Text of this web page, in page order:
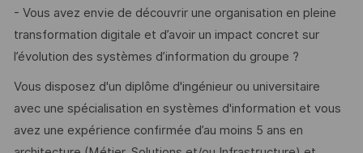
- Vous avez envie de découvrir une organisation en pleine
transformation digitale et d’avoir un impact concret sur
l’évolution des systèmes d’information du groupe ?
Vous disposez d'un diplôme d'ingénieur ou universitaire
avec une spécialisation en systèmes d'information et vous
avez une expérience confirmée d’au moins 5 ans en